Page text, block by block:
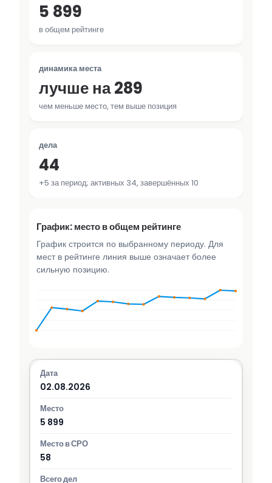
5 899
в общем рейтинге
динамика места
лучше на 289
чем меньше место, тем выше позиция
дела
44
+5 за период; активных 34, завершённых 10
График: место в общем рейтинге
График строится по выбранному периоду. Для
мест в рейтинге линия выше означает более
сильную позицию.
02.08.2026
5 899
58